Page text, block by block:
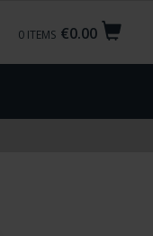
€0.00
0 ITEMS